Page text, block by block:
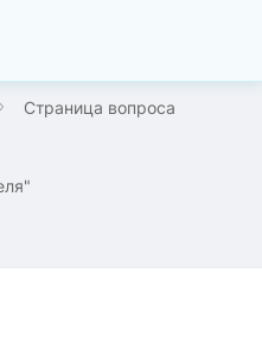
Страница вопроса